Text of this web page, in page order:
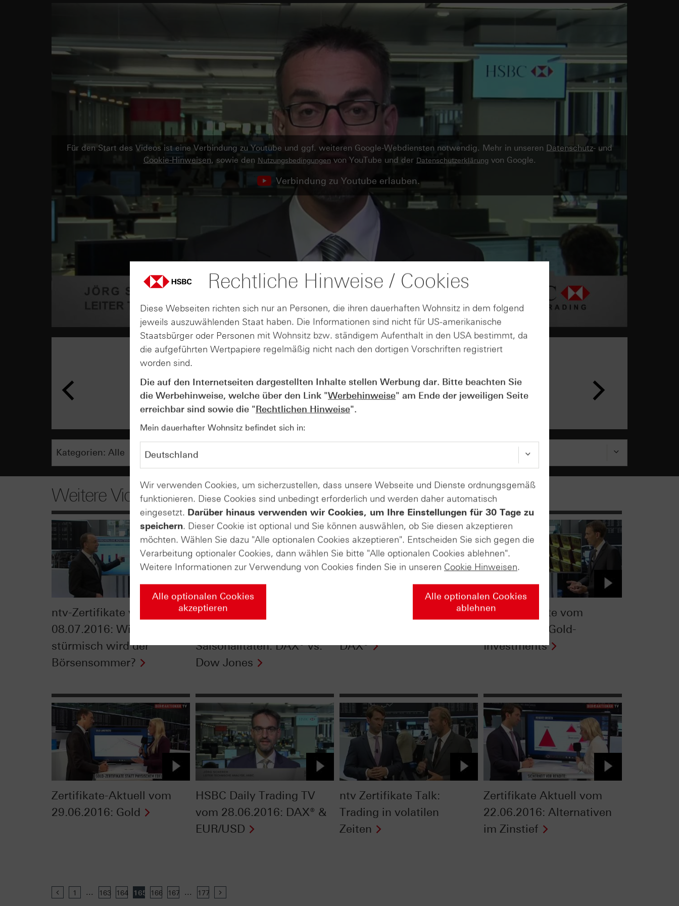
Für den Start des Videos ist eine Verbindung zu Youtube und ggf. weiteren Google-Webdiensten notwendig. Mehr in unseren Datenschutz- und
Cookie-Hinweisen, sowie den Nutzungsbedingungen von YouTube und der Datenschutzerklärung von Google.
Verbindung zu Youtube erlauben.
07
Rekordlaune? - ntv Zertifikate
07.08.26
Weitere Videos
ntv-Zertifikate vom
08.07.2016: Wie
stürmisch wird der
Börsensommer?
Zertifikate Aktuell vom
Saisonalitäten: DAX® vs.
Dow Jones
HSBC Daily Trading TV
DAX®
ntv-Zertifikate vom
30.06.2016: Gold-
Investments
Zertifikate-Aktuell vom
29.06.2016: Gold
HSBC Daily Trading TV
vom 28.06.2016: DAX® &
EUR/USD
ntv Zertifikate Talk:
Trading in volatilen
Zeiten
Zertifikate Aktuell vom
22.06.2016: Alternativen
im Zinstief
Previous
1 ... 163 164 165 166 167 ... 177
Rechtliche Hinweise / Cookies
Diese Webseiten richten sich nur an Personen, die ihren dauerhaften Wohnsitz in dem folgend
jeweils auszuwählenden Staat haben. Die Informationen sind nicht für US-amerikanische
Staatsbürger oder Personen mit Wohnsitz bzw. ständigem Aufenthalt in den USA bestimmt, da
die aufgeführten Wertpapiere regelmäßig nicht nach den dortigen Vorschriften registriert
worden sind.
Die auf den Internetseiten dargestellten Inhalte stellen Werbung dar. Bitte beachten Sie
die Werbehinweise, welche über den Link "Werbehinweise" am Ende der jeweiligen Seite
erreichbar sind sowie die "Rechtlichen Hinweise".
Mein dauerhafter Wohnsitz befindet sich in:
Wir verwenden Cookies, um sicherzustellen, dass unsere Webseite und Dienste ordnungsgemäß
funktionieren. Diese Cookies sind unbedingt erforderlich und werden daher automatisch
eingesetzt. Darüber hinaus verwenden wir Cookies, um Ihre Einstellungen für 30 Tage zu
speichern. Dieser Cookie ist optional und Sie können auswählen, ob Sie diesen akzeptieren
möchten. Wählen Sie dazu "Alle optionalen Cookies akzeptieren". Entscheiden Sie sich gegen die
Verarbeitung optionaler Cookies, dann wählen Sie bitte "Alle optionalen Cookies ablehnen".
Weitere Informationen zur Verwendung von Cookies finden Sie in unseren Cookie Hinweisen.
Alle optionalen Cookies
akzeptieren
Alle optionalen Cookies
ablehnen